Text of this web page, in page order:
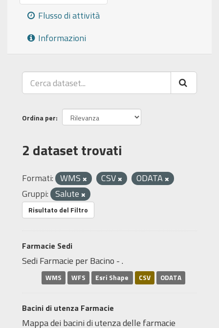
Flusso di attività
Informazioni
Ordina per
2 dataset trovati
Formati: WMS CSV
ODATA
Gruppi: Salute
Risultato del Filtro
Farmacie Sedi
Sedi Farmacie per Bacino - .
WMS WFS Esri Shape CSV ODATA
Bacini di utenza Farmacie
Mappa dei bacini di utenza delle farmacie